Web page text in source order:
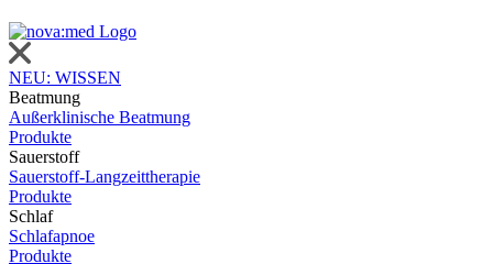
NEU: WISSEN
Beatmung
Außerklinische Beatmung
Produkte
Sauerstoff
Sauerstoff-Langzeittherapie
Produkte
Schlaf
Schlafapnoe
Produkte